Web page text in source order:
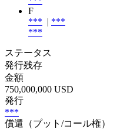
F
*** | ***
***
ステータス
発行残存
金額
750,000,000 USD
発行
***
償還（プット/コール権）